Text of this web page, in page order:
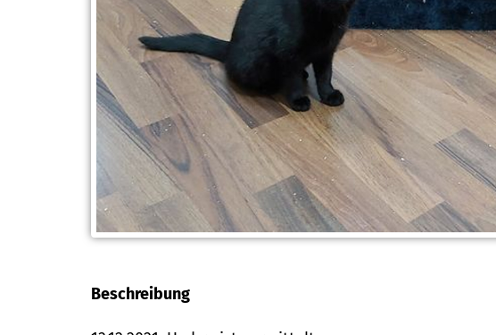
Beschreibung